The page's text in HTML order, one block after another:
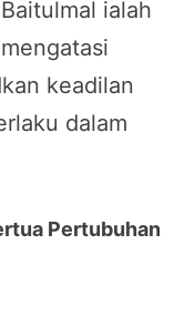
ialah
keadilan
dalam
Pertubuhan